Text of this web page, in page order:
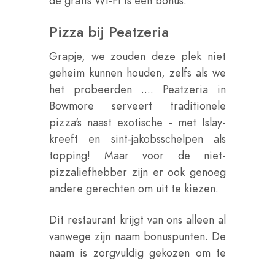
Pizza bij Peatzeria
Grapje, we zouden deze plek niet
geheim kunnen houden, zelfs als we
het probeerden .... Peatzeria in
Bowmore serveert traditionele
pizza's naast exotische - met Islay-
kreeft en sint-jakobsschelpen als
topping! Maar voor de niet-
pizzaliefhebber zijn er ook genoeg
andere gerechten om uit te kiezen.
Dit restaurant krijgt van ons alleen al
vanwege zijn naam bonuspunten. De
naam is zorgvuldig gekozen om te